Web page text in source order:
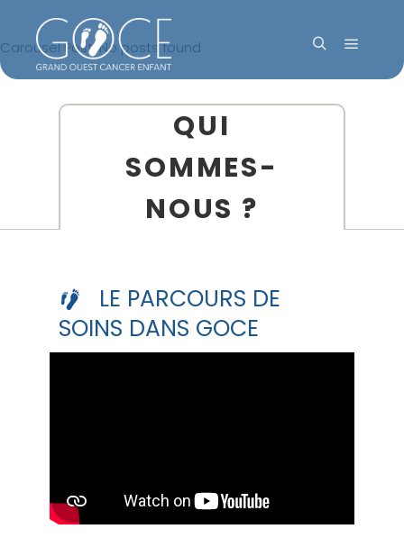
Carousel Post: No posts found
QUI
SOMMES-
NOUS ?
LE PARCOURS DE
SOINS DANS GOCE